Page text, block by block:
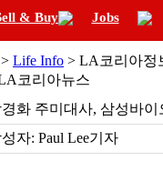
& Buy Jobs
> Life Info > LA코리아정
코리아뉴스
경화 주미대사, 삼성바
자: Paul Lee기자